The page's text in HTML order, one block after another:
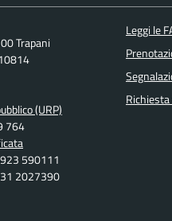
Trapani
(URP)
764
590111
Leggi le